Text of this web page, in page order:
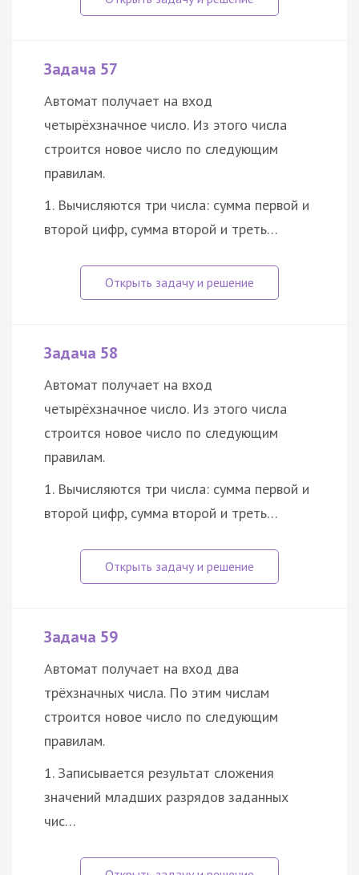
Задача 57
Автомат получает на вход
четырёхзначное число. Из этого числа
строится новое число по следующим
правилам.
1. Вычисляются три числа: сумма первой и
второй цифр, сумма второй и треть…
Задача 58
Автомат получает на вход
четырёхзначное число. Из этого числа
строится новое число по следующим
правилам.
1. Вычисляются три числа: сумма первой и
второй цифр, сумма второй и треть…
Задача 59
Автомат получает на вход два
трёхзначных числа. По этим числам
строится новое число по следующим
правилам.
1. Записывается результат сложения
значений младших разрядов заданных
чис…